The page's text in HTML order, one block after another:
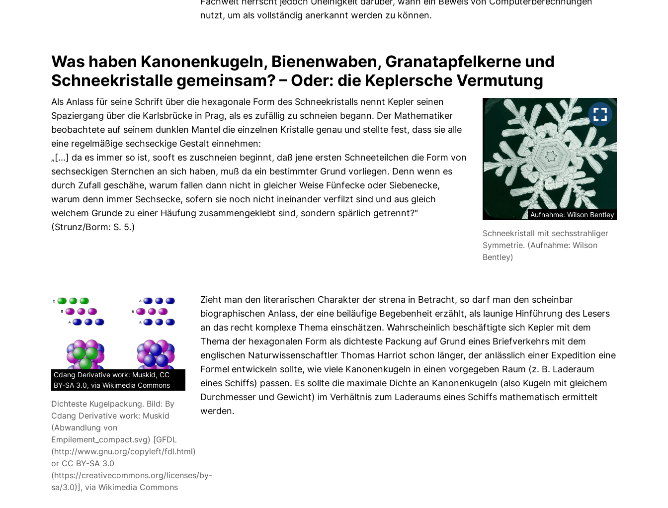
nutzt, um als vollständig anerkannt werden zu können.
Was haben Kanonenkugeln, Bienenwaben, Granatapfelkerne und
Schneekristalle gemeinsam? – Oder: die Keplersche Vermutung
Als Anlass für seine Schrift über die hexagonale Form des Schneekristalls nennt Kepler seinen
Spaziergang über die Karlsbrücke in Prag, als es zufällig zu schneien begann. Der Mathematiker
beobachtete auf seinem dunklen Mantel die einzelnen Kristalle genau und stellte fest, dass sie alle
eine regelmäßige sechseckige Gestalt einnehmen:
„[...] da es immer so ist, sooft es zuschneien beginnt, daß jene ersten Schneeteilchen die Form von
sechseckigen Sternchen an sich haben, muß da ein bestimmter Grund vorliegen. Denn wenn es
durch Zufall geschähe, warum fallen dann nicht in gleicher Weise Fünfecke oder Siebenecke,
warum denn immer Sechsecke, sofern sie noch nicht ineinander verfilzt sind und aus gleich
welchem Grunde zu einer Häufung zusammengeklebt sind, sondern spärlich getrennt?“
(Strunz/Borm: S. 5.)
Aufnahme: Wilson Bentley
Schneekristall mit sechsstrahliger
Symmetrie. (Aufnahme: Wilson
Bentley)
Cdang Derivative work: Muskid, CC
BY-SA 3.0, via Wikimedia Commons
Dichteste Kugelpackung. Bild: By
Cdang Derivative work: Muskid
(Abwandlung von
Empilement_compact.svg) [GFDL
(http://www.gnu.org/copyleft/fdl.html)
or CC BY-SA 3.0
(https://creativecommons.org/licenses/by-
sa/3.0)], via Wikimedia Commons
Zieht man den literarischen Charakter der strena in Betracht, so darf man den scheinbar
biographischen Anlass, der eine beiläufige Begebenheit erzählt, als launige Hinführung des Lesers
an das recht komplexe Thema einschätzen. Wahrscheinlich beschäftigte sich Kepler mit dem
Thema der hexagonalen Form als dichteste Packung auf Grund eines Briefverkehrs mit dem
englischen Naturwissenschaftler Thomas Harriot schon länger, der anlässlich einer Expedition eine
Formel entwickeln sollte, wie viele Kanonenkugeln in einen vorgegeben Raum (z. B. Laderaum
eines Schiffs) passen. Es sollte die maximale Dichte an Kanonenkugeln (also Kugeln mit gleichem
Durchmesser und Gewicht) im Verhältnis zum Laderaums eines Schiffs mathematisch ermittelt
werden.